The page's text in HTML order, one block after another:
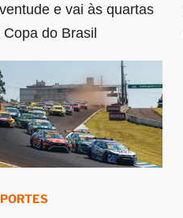
e vai às quartas
Copa do Brasil